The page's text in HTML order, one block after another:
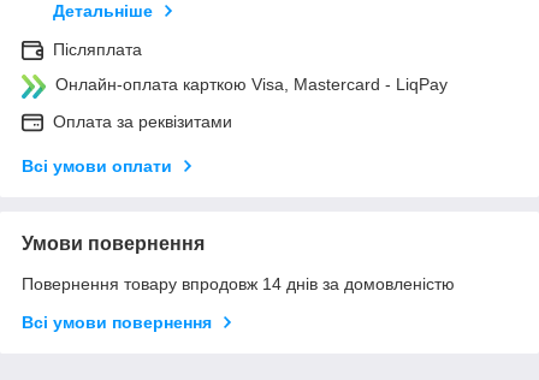
Детальніше
Післяплата
Онлайн-оплата карткою Visa, Mastercard - LiqPay
Оплата за реквізитами
Всі умови оплати
Умови повернення
Повернення товару впродовж 14 днів за домовленістю
Всі умови повернення